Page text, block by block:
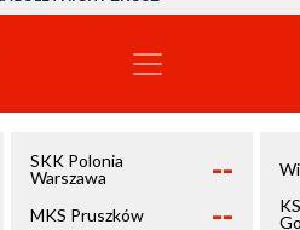
SKK Polonia
Warszawa
--
MKS Pruszków --